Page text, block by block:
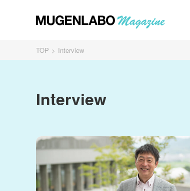
TOP Interview
Interview